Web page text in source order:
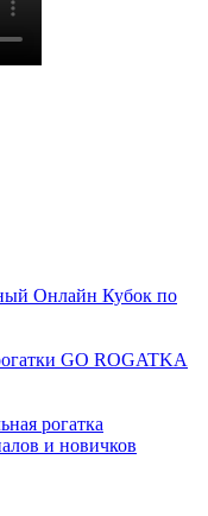
Онлайн Кубок по
GO ROGATKA
рогатка
и новичков